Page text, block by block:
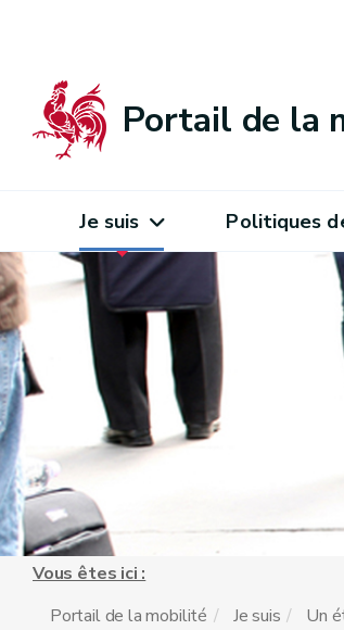
Portail de la
Je suis Politiques
Vous êtes ici :
Portail de la mobilité
Je suis Un